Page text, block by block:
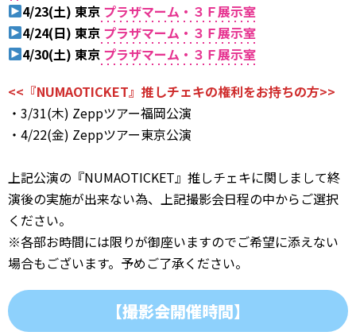
4/23(土) 東京 プラザマーム・３Ｆ展示室
4/24(日) 東京 プラザマーム・３Ｆ展示室
4/30(土) 東京 プラザマーム・３Ｆ展示室
<<『NUMAOTICKET』推しチェキの権利をお持ちの方>>
・3/31(木) Zeppツアー福岡公演
・4/22(金) Zeppツアー東京公演
上記公演の『NUMAOTICKET』推しチェキに関しまして終
演後の実施が出来ない為、上記撮影会日程の中からご選択
ください。
※各部お時間には限りが御座いますのでご希望に添えない
場合もございます。予めご了承ください。
【撮影会開催時間】